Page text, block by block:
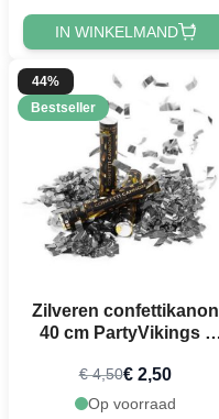
IN WINKELMAND
44%
Bestseller
Zilveren confettikanon
40 cm PartyVikings -
€ 4,50€ 2,50
Op voorraad